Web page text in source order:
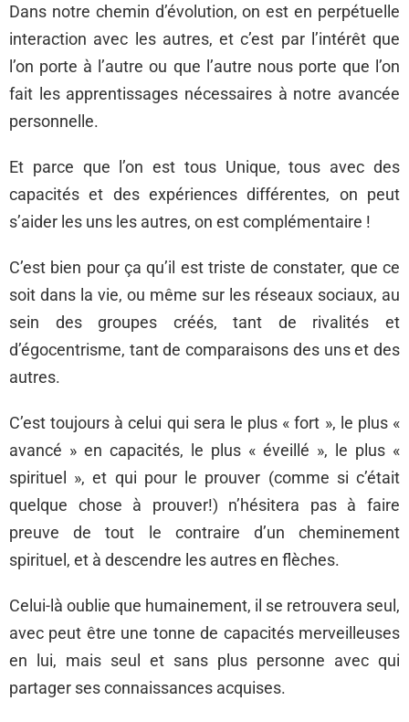
Dans notre chemin d’évolution, on est en perpétuelle
interaction avec les autres, et c’est par l’intérêt que
l’on porte à l’autre ou que l’autre nous porte que l’on
fait les apprentissages nécessaires à notre avancée
personnelle.
Et parce que l’on est tous Unique, tous avec des
capacités et des expériences différentes, on peut
s’aider les uns les autres, on est complémentaire !
C’est bien pour ça qu’il est triste de constater, que ce
soit dans la vie, ou même sur les réseaux sociaux, au
sein des groupes créés, tant de rivalités et
d’égocentrisme, tant de comparaisons des uns et des
autres.
C’est toujours à celui qui sera le plus « fort », le plus «
avancé » en capacités, le plus « éveillé », le plus «
spirituel », et qui pour le prouver (comme si c’était
quelque chose à prouver!) n’hésitera pas à faire
preuve de tout le contraire d’un cheminement
spirituel, et à descendre les autres en flèches.
Celui-là oublie que humainement, il se retrouvera seul,
avec peut être une tonne de capacités merveilleuses
en lui, mais seul et sans plus personne avec qui
partager ses connaissances acquises.